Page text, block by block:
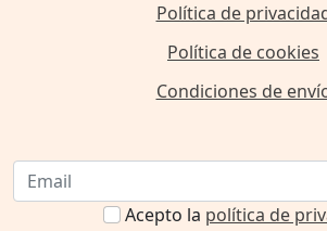
Política de
Política de cookies
Condiciones de
Acepto la política de